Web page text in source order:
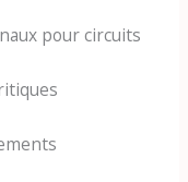
pour circuits